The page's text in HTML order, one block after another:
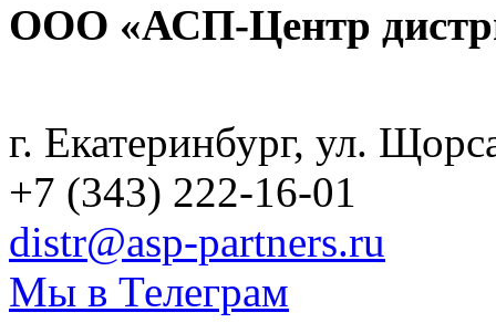
ООО «АСП-Центр
г. Екатеринбург, ул.
+7 (343) 222-16-01
distr@asp-partners.ru
Мы в Телеграм